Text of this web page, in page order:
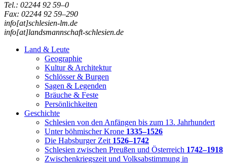
Tel.: 02244 92 59–0
Fax: 02244 92 59–290
info[at]schlesien-lm.de
info[at]landsmannschaft-schlesien.de
Land & Leute
Geographie
Kultur & Architektur
Schlösser & Burgen
Sagen & Legenden
Bräuche & Feste
Persönlichkeiten
Geschichte
Schlesien von den Anfängen bis zum 13. Jahrhundert
Unter böhmischer Krone 1335–1526
Die Habsburger Zeit 1526–1742
Schlesien zwischen Preußen und Österreich 1742–1918
Zwischenkriegszeit und Volksabstimmung in